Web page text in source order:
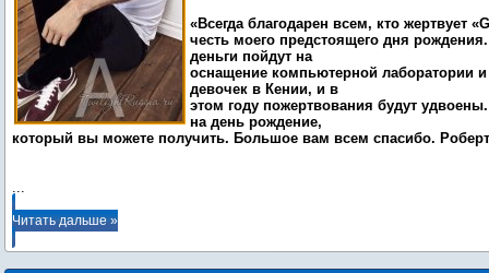
«Всегда благодарен всем, кто жертвует
честь моего предстоящего дня
деньги пойдут на
оснащение компьютерной лаборатории и
девочек в Кении, и в
этом году пожертвования будут
на день рождение,
который вы можете получить. Большое вам всем спасибо.
...
Читать дальше »